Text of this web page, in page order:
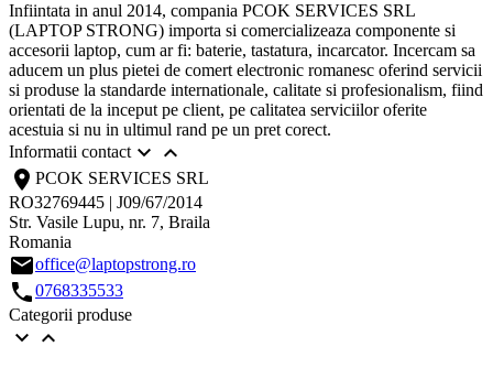
Infiintata in anul 2014, compania PCOK SERVICES SRL
(LAPTOP STRONG) importa si comercializeaza componente si
accesorii laptop, cum ar fi: baterie, tastatura, incarcator. Incercam sa
aducem un plus pietei de comert electronic romanesc oferind servicii
si produse la standarde internationale, calitate si profesionalism, fiind
orientati de la inceput pe client, pe calitatea serviciilor oferite
acestuia si nu in ultimul rand pe un pret corect.
Informatii contact 
location_on PCOK SERVICES SRL
RO32769445 | J09/67/2014
Str. Vasile Lupu, nr. 7, Braila
Romania
emailoffice@laptopstrong.ro
call0768335533
Categorii produse
 